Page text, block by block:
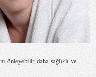
önleyebilir, daha sağlıklı ve